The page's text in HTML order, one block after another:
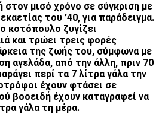
στον μισό χρόνο σε σύγκριση με
του ’40, για παράδειγμα.
κοτόπουλο ζυγίζει
και τρώει τρεις φορές
της ζωής του, σύμφωνα με
αγελάδα, από την άλλη, πριν 70
περί τα 7 λίτρα γάλα την
έχουν φτάσει σε
βοοειδή έχουν καταγραφεί να
γάλα τη μέρα.